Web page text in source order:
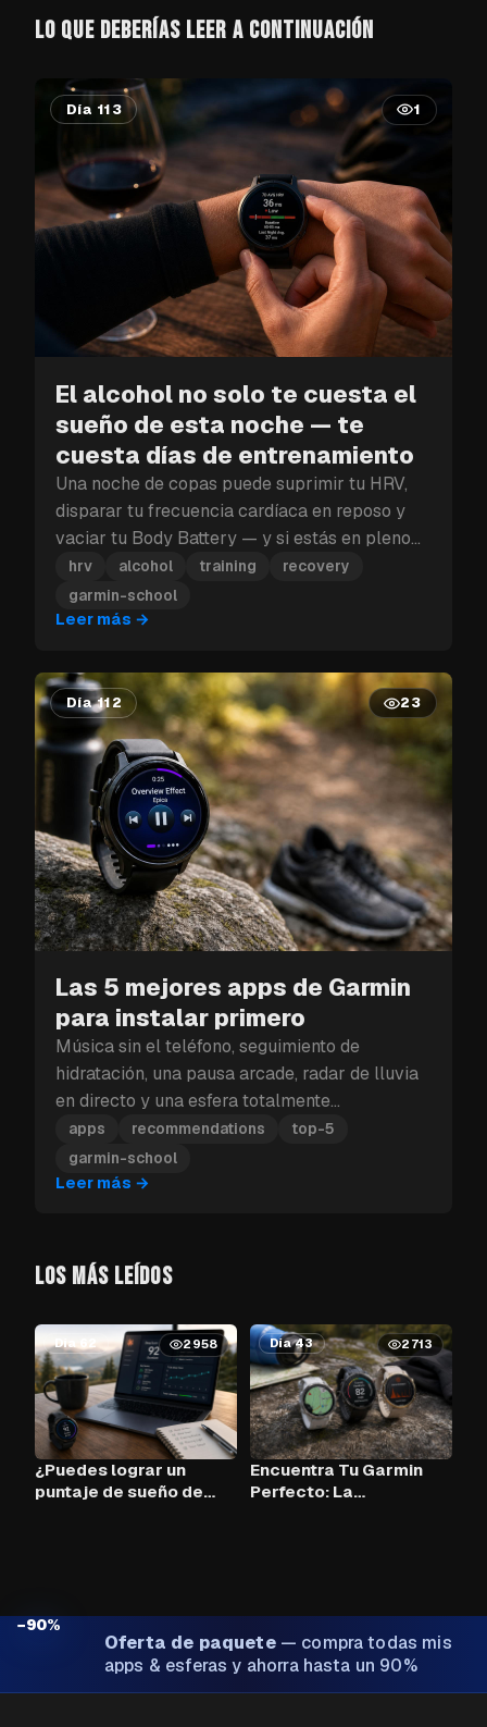
LO QUE DEBERÍAS LEER A CONTINUACIÓN
Día 113 1
El alcohol no solo te cuesta el
sueño de esta noche — te
cuesta días de entrenamiento
Una noche de copas puede suprimir tu HRV,
disparar tu frecuencia cardíaca en reposo y
vaciar tu Body Battery — y si estás en pleno
bloque de entrenamiento, ese golpe a la
recuperación puede costarte más que un solo
día.
hrv alcohol training
recovery
garmin-school
Leer más →
Día 112 23
Las 5 mejores apps de Garmin
para instalar primero
Música sin el teléfono, seguimiento de
hidratación, una pausa arcade, radar de lluvia
en directo y una esfera totalmente
personalizable: estas son las cinco apps de
Garmin que debes instalar primero.
apps recommendations
top-5
garmin-school
Leer más →
LOS MÁS LEÍDOS
Día 62 2958
¿Puedes lograr un
puntaje de sueño de
Día 43 2713
Encuentra Tu Garmin
Perfecto: La
−90%
Oferta de paquete— compra todas mis
apps & esferas y ahorra hasta un 90%